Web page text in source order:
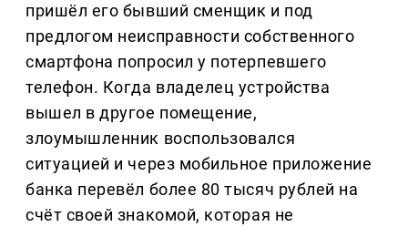
пришёл его бывший сменщик и под
предлогом неисправности собственного
смартфона попросил у потерпевшего
телефон. Когда владелец устройства
вышел в другое помещение,
злоумышленник воспользовался
ситуацией и через мобильное приложение
банка перевёл более 80 тысяч рублей на
счёт своей знакомой, которая не